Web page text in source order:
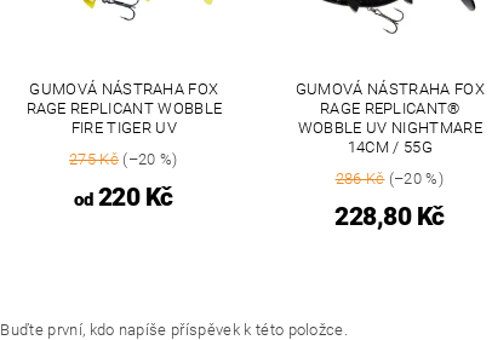
GUMOVÁ NÁSTRAHA FOX
RAGE REPLICANT WOBBLE
FIRE TIGER UV
275 Kč (–20 %)
od220 Kč
GUMOVÁ NÁSTRAHA FOX
RAGE REPLICANT®
WOBBLE UV NIGHTMARE
14CM / 55G
286 Kč(–20 %)
228,80 Kč
Buďte první, kdo napíše příspěvek k této položce.